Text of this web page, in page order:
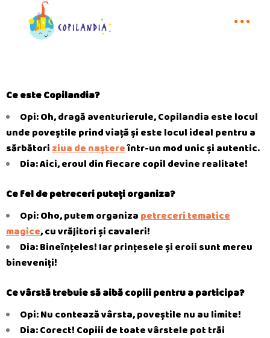
Ce este Copilandia?
Opi: Oh, dragă aventurierule, Copilandia este locul
unde poveștile prind viață și este locul ideal pentru a
sărbători ziua de naștereîntr-un mod unic și autentic.
Dia: Aici, eroul din fiecare copil devine realitate!
Ce fel de petreceri puteți organiza?
Opi: Oho, putem organiza petreceri tematice
magice, cu vrăjitori și cavaleri!
Dia: Bineînțeles! Iar prințesele și eroii sunt mereu
bineveniți!
Ce vârstă trebuie să aibă copiii pentru a participa?
Opi: Nu contează vârsta, poveștile nu au limite!
Dia: Corect! Copiii de toate vârstele pot trăi